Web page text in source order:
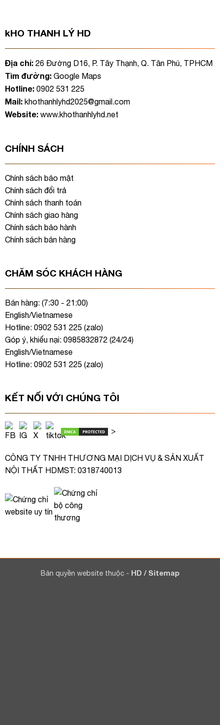
kHO THANH LÝ HD
Địa chỉ:26 Đường D16, P. Tây Thạnh, Q. Tân Phú, TPHCM
Tìm đường: Google Maps
Hotline: 0902 531 225
Mail:khothanhlyhd2025@gmail.com
Website: www.khothanhlyhd.net
CHÍNH SÁCH
Chính sách bảo mật
Chính sách đổi trả
Chính sách thanh toán
Chính sách giao hàng
Chính sách bảo hành
Chính sách bán hàng
CHĂM SÓC KHÁCH HÀNG
Bán hàng: (7:30 - 21:00)
English/Vietnamese
Hotline: 0902 531 225 (zalo)
Góp ý, khiếu nại: 0985832872 (24/24)
English/Vietnamese
Hotline: 0902 531 225 (zalo)
KẾT NỐI VỚI CHÚNG TÔI
>
CÔNG TY TNHH THƯƠNG MẠI DỊCH VỤ & SẢN XUẤT
NỘI THẤT HDMST: 0318740013
Bản quyền website thuộc - HD / Sitemap